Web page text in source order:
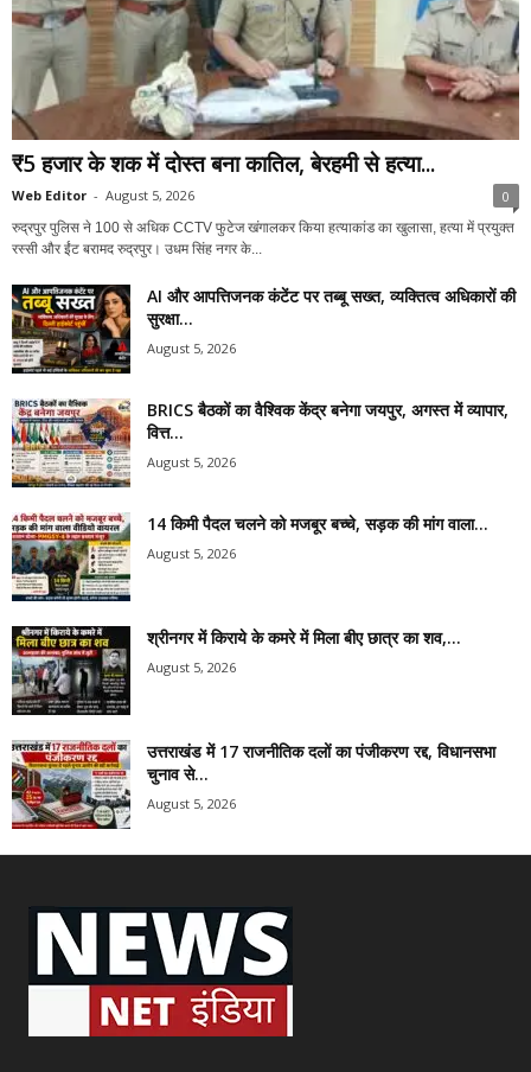
₹5 हजार के शक में दोस्त बना कातिल, बेरहमी से हत्या...
Web Editor - August 5, 2026 0
रुद्रपुर पुलिस ने 100 से अधिक CCTV फुटेज खंगालकर किया हत्याकांड का खुलासा, हत्या में प्रयुक्त
रस्सी और ईंट बरामद रुद्रपुर। उधम सिंह नगर के...
AI और आपत्तिजनक कंटेंट पर तब्बू सख्त, व्यक्तित्व अधिकारों की
सुरक्षा...
August 5, 2026
BRICS बैठकों का वैश्विक केंद्र बनेगा जयपुर, अगस्त में व्यापार,
वित्त...
August 5, 2026
14 किमी पैदल चलने को मजबूर बच्चे, सड़क की मांग वाला...
August 5, 2026
श्रीनगर में किराये के कमरे में मिला बीए छात्र का शव,...
August 5, 2026
उत्तराखंड में 17 राजनीतिक दलों का पंजीकरण रद्द, विधानसभा
चुनाव से...
August 5, 2026